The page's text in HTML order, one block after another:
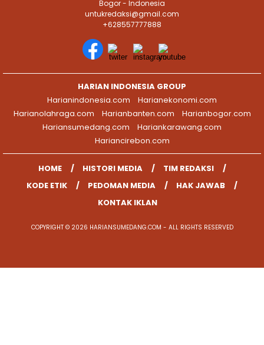
Bogor - Indonesia
untukredaksi@gmail.com
+628557777888
HARIAN INDONESIA GROUP
Harianindonesia.com
Harianekonomi.com
Harianolahraga.com
Harianbanten.com
Harianbogor.com
Hariansumedang.com
Hariankarawang.com
Hariancirebon.com
HOME HISTORI MEDIA
TIM REDAKSI
KODE ETIK
PEDOMAN MEDIA
HAK JAWAB
KONTAK IKLAN
COPYRIGHT © 2026 HARIANSUMEDANG.COM - ALL RIGHTS RESERVED